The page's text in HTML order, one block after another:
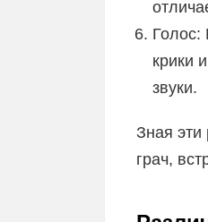
Голос:
крики
звуки.
Зная эти
грач,